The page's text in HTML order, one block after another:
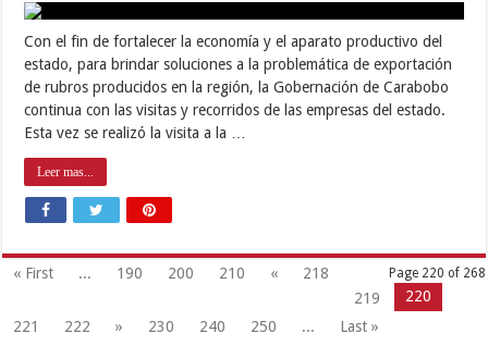
Con el fin de fortalecer la economía y el aparato productivo del
estado, para brindar soluciones a la problemática de exportación
de rubros producidos en la región, la Gobernación de Carabobo
continua con las visitas y recorridos de las empresas del estado.
Esta vez se realizó la visita a la …
Leer mas...
Page 220 of 268
« First ... 190 200 210 «
218
219
220
221
222 » 230 240 250 ... Last »